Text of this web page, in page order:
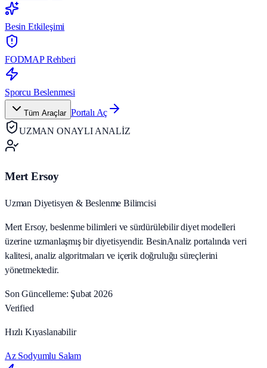
Besin Etkileşimi
FODMAP Rehberi
Sporcu Beslenmesi
Tüm Araçlar Portalı Aç
UZMAN ONAYLI ANALİZ
Mert Ersoy
Uzman Diyetisyen & Beslenme Bilimcisi
Mert Ersoy, beslenme bilimleri ve sürdürülebilir diyet modelleri
üzerine uzmanlaşmış bir diyetisyendir. BesinAnaliz portalında veri
kalitesi, analiz algoritmaları ve içerik doğruluğu süreçlerini
yönetmektedir.
Son Güncelleme: Şubat 2026
Verified
Hızlı Kıyaslanabilir
Az Sodyumlu Salam